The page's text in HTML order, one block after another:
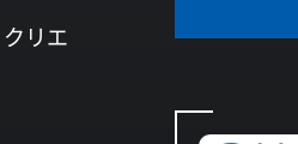
クリエ